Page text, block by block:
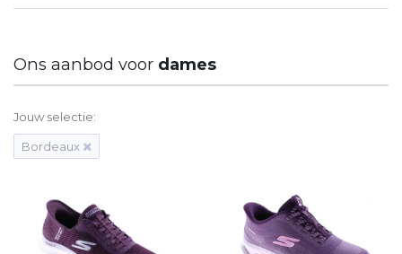
Ons aanbod voor dames
Jouw selectie:
Bordeaux